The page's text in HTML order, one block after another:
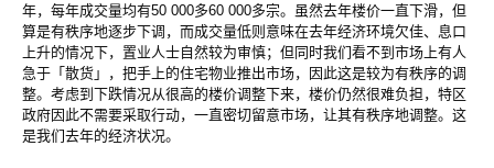
年，每年成交量均有50 000多60 000多宗。虽然去年楼价一直下滑，但
算是有秩序地逐步下调，而成交量低则意味在去年经济环境欠佳、息口
上升的情况下，置业人士自然较为审慎；但同时我们看不到市场上有人
急于「散货」，把手上的住宅物业推出市场，因此这是较为有秩序的调
整。考虑到下跌情况从很高的楼价调整下来，楼价仍然很难负担，特区
政府因此不需要采取行动，一直密切留意市场，让其有秩序地调整。这
是我们去年的经济状况。